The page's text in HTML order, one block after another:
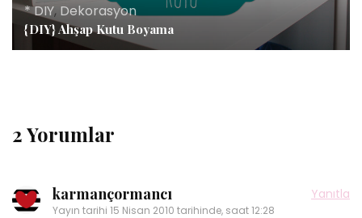
* DIY, Dekorasyon
{DIY} Ahşap Kutu Boyama
2 Yorumlar
karmançormancı
Yayın tarihi 15 Nisan 2010 tarihinde, saat 12:28
Yanıtla